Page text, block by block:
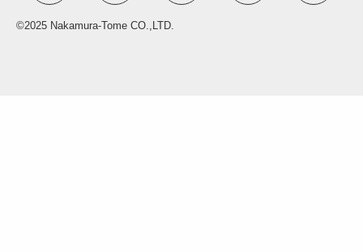
©2025 Nakamura-Tome CO.,LTD.